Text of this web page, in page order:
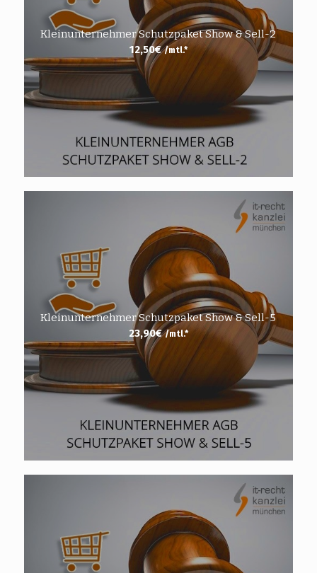
Kleinunternehmer Schutzpaket Show & Sell-2
12,50€ /mtl.*
Kleinunternehmer Schutzpaket Show & Sell-5
23,90€ /mtl.*